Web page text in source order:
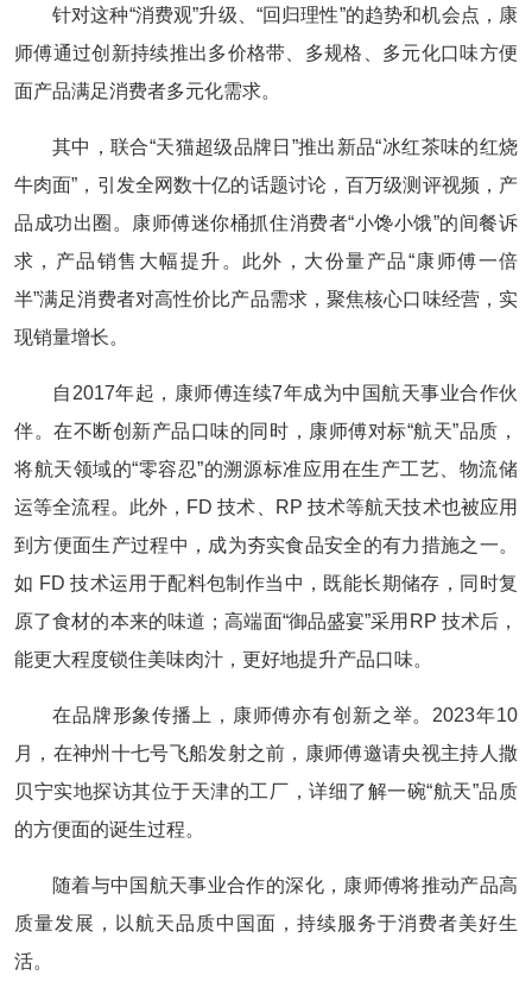
针对这种“消费观”升级、“回归理性”的趋势和机会点，康
师傅通过创新持续推出多价格带、多规格、多元化口味方便
面产品满足消费者多元化需求。
其中，联合“天猫超级品牌日”推出新品“冰红茶味的红烧
牛肉面”，引发全网数十亿的话题讨论，百万级测评视频，产
品成功出圈。康师傅迷你桶抓住消费者“小馋小饿”的间餐诉
求，产品销售大幅提升。此外，大份量产品“康师傅一倍
半”满足消费者对高性价比产品需求，聚焦核心口味经营，实
现销量增长。
自2017年起，康师傅连续7年成为中国航天事业合作伙
伴。在不断创新产品口味的同时，康师傅对标“航天”品质，
将航天领域的“零容忍”的溯源标准应用在生产工艺、物流储
运等全流程。此外，FD 技术、RP 技术等航天技术也被应用
到方便面生产过程中，成为夯实食品安全的有力措施之一。
如 FD 技术运用于配料包制作当中，既能长期储存，同时复
原了食材的本来的味道；高端面“御品盛宴”采用RP 技术后，
能更大程度锁住美味肉汁，更好地提升产品口味。
在品牌形象传播上，康师傅亦有创新之举。2023年10
月，在神州十七号飞船发射之前，康师傅邀请央视主持人撒
贝宁实地探访其位于天津的工厂，详细了解一碗“航天”品质
的方便面的诞生过程。
随着与中国航天事业合作的深化，康师傅将推动产品高
质量发展，以航天品质中国面，持续服务于消费者美好生
活。